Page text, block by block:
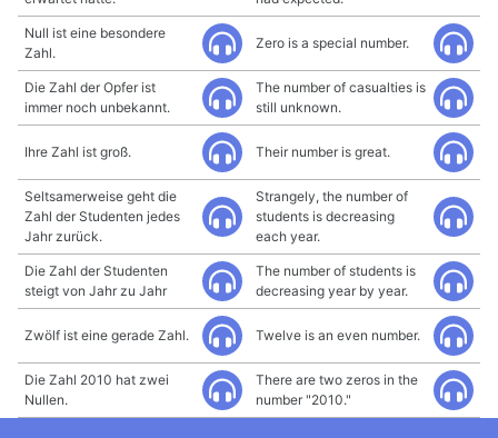
Null ist eine besondere
Zahl.
Zero is a special number.
Die Zahl der Opfer ist
immer noch unbekannt.
The number of casualties is
still unknown.
Ihre Zahl ist groß. Their number is great.
Seltsamerweise geht die
Zahl der Studenten jedes
Jahr zurück.
Strangely, the number of
students is decreasing
each year.
Die Zahl der Studenten
steigt von Jahr zu Jahr
The number of students is
decreasing year by year.
Zwölf ist eine gerade Zahl. Twelve is an even number.
Die Zahl 2010 hat zwei
Nullen.
There are two zeros in the
number "2010."